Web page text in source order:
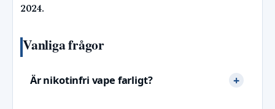
2024.
Vanliga frågor
Är nikotinfri vape farligt?